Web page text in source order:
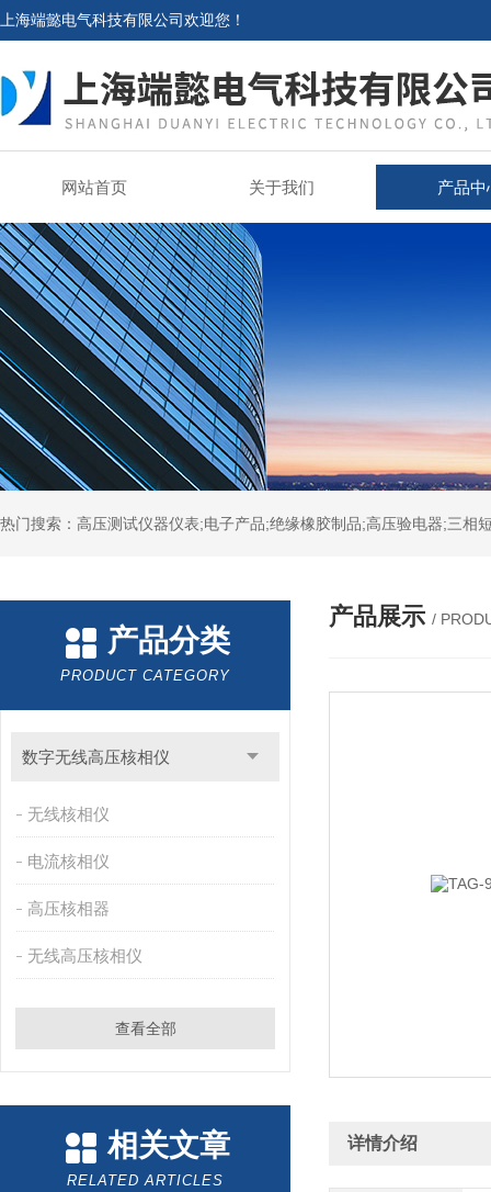
上海端懿电气科技有限公司欢迎您！
网站首页 关于我们 产品中
热门搜索：高压测试仪器仪表;电子产品;绝缘橡胶制品;高压验电器;三
产品分类
PRODUCT CATEGORY
数字无线高压核相仪
无线核相仪
电流核相仪
高压核相器
无线高压核相仪
查看全部
相关文章
RELATED ARTICLES
产品展示 /
详情介绍